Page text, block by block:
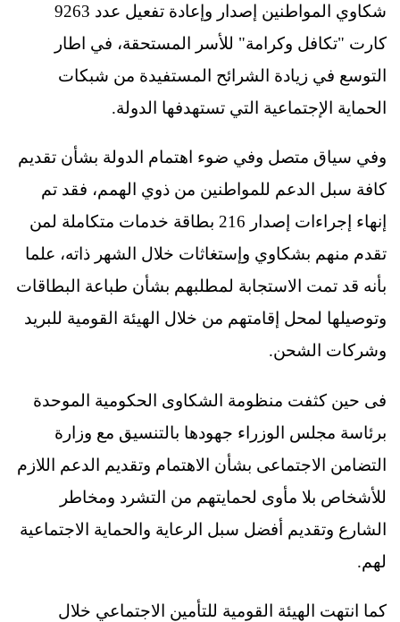
شكاوي المواطنين إصدار وإعادة تفعيل عدد 9263
كارت "تكافل وكرامة" للأسر المستحقة، في اطار
التوسع في زيادة الشرائح المستفيدة من شبكات
الحماية الإجتماعية التي تستهدفها الدولة.
وفي سياق متصل وفي ضوء اهتمام الدولة بشأن تقديم
كافة سبل الدعم للمواطنين من ذوي الهمم، فقد تم
إنهاء إجراءات إصدار 216 بطاقة خدمات متكاملة لمن
تقدم منهم بشكاوي وإستغاثات خلال الشهر ذاته، علما
بأنه قد تمت الاستجابة لمطلبهم بشأن طباعة البطاقات
وتوصيلها لمحل إقامتهم من خلال الهيئة القومية للبريد
وشركات الشحن.
فى حين كثفت منظومة الشكاوى الحكومية الموحدة
برئاسة مجلس الوزراء جهودها بالتنسيق مع وزارة
التضامن الاجتماعى بشأن الاهتمام وتقديم الدعم اللازم
للأشخاص بلا مأوى لحمايتهم من التشرد ومخاطر
الشارع وتقديم أفضل سبل الرعاية والحماية الاجتماعية
لهم.
كما انتهت الهيئة القومية للتأمين الاجتماعي خلال